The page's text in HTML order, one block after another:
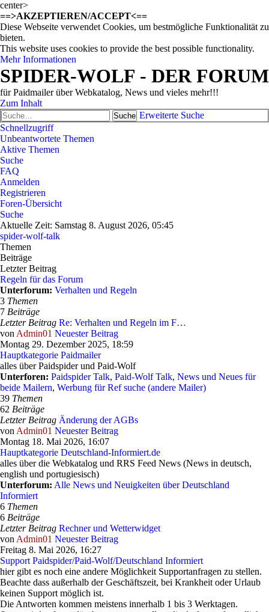
center>
==>AKZEPTIEREN/ACCEPT<==
Diese Webseite verwendet Cookies, um bestmögliche Funktionalität zu
bieten.
This website uses cookies to provide the best possible functionality.
Mehr Informationen
SPIDER-WOLF - DER FORUM
für Paidmailer über Webkatalog, News und vieles mehr!!!
Zum Inhalt
Suche Erweiterte Suche
Schnellzugriff
Unbeantwortete Themen
Aktive Themen
Suche
FAQ
Anmelden
Registrieren
Foren-Übersicht
Suche
Aktuelle Zeit: Samstag 8. August 2026, 05:45
spider-wolf-talk
Themen
Beiträge
Letzter Beitrag
Regeln für das Forum
Unterforum: Verhalten und Regeln
3 Themen
7 Beiträge
Letzter Beitrag Re: Verhalten und Regeln im F…
von Admin01 Neuester Beitrag
Montag 29. Dezember 2025, 18:59
Hauptkategorie Paidmailer
alles über Paidspider und Paid-Wolf
Unterforen: Paidspider Talk, Paid-Wolf Talk, News und Neues für
beide Mailern, Werbung für Ref suche (andere Mailer)
39 Themen
62 Beiträge
Letzter Beitrag Änderung der AGBs
von Admin01 Neuester Beitrag
Montag 18. Mai 2026, 16:07
Hauptkategorie Deutschland-Informiert.de
alles über die Webkatalog und RRS Feed News (News in deutsch,
english und portugiesisch)
Unterforum: Alle News und Neuigkeiten über Deutschland
Informiert
6 Themen
6 Beiträge
Letzter Beitrag Rechner und Wetterwidget
von Admin01 Neuester Beitrag
Freitag 8. Mai 2026, 16:27
Support Paidspider/Paid-Wolf/Deutschland Informiert
hier gibt es noch eine andere Möglichkeit Supportanfragen zu stellen.
Beachte dass außerhalb der Geschäftszeit, bei Krankheit oder Urlaub
keinen Support möglich ist.
Die Antworten kommen meistens innerhalb 1 bis 3 Werktagen.